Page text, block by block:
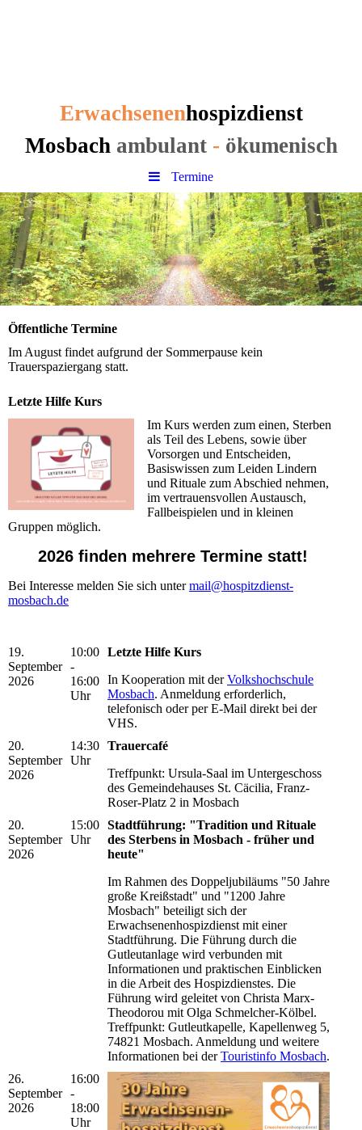
Erwachsenenhospizdienst
Mosbach ambulant - ökumenisch
Termine
Öffentliche Termine
Im August findet aufgrund der Sommerpause kein
Trauerspaziergang statt.
Letzte Hilfe Kurs
Im Kurs werden zum einen, Sterben
als Teil des Lebens, sowie über
Vorsorgen und Entscheiden,
Basiswissen zum Leiden Lindern
und Rituale zum Abschied nehmen,
im vertrauensvollen Austausch,
Fallbeispielen und in kleinen
Gruppen möglich.
2026 finden mehrere Termine statt!
Bei Interesse melden Sie sich untermail@hospitzdienst-
mosbach.de
19.
September
2026
10:00
-
16:00
Uhr
Letzte Hilfe Kurs
In Kooperation mit derVolkshochschule
Mosbach. Anmeldung erforderlich,
telefonisch oder per E-Mail direkt bei der
VHS.
20.
September
2026
14:30
Uhr
Trauercafé
Treffpunkt: Ursula-Saal im Untergeschoss
des Gemeindehauses St. Cäcilia, Franz-
Roser-Platz 2 in Mosbach
20.
September
2026
15:00
Uhr
Stadtführung: "Tradition und Rituale
des Sterbens in Mosbach - früher und
heute"
Im Rahmen des Doppeljubiläums "50 Jahre
große Kreißstadt" und "1200 Jahre
Mosbach" beteiligt sich der
Erwachsenenhospizdienst mit einer
Stadtführung. Die Führung durch die
Gutleutanlage wird verbunden mit
Informationen und praktischen Einblicken
in die Arbeit des Hospizdienstes. Die
Führung wird geleitet von Christa Marx-
Theodorou mit Olga Schmelcher-Kölbel.
Treffpunkt: Gutleutkapelle, Kapellenweg 5,
74821 Mosbach. Anmeldung und weitere
Informationen bei derTouristinfo Mosbach.
26.
September
2026
16:00
-
18:00
Uhr